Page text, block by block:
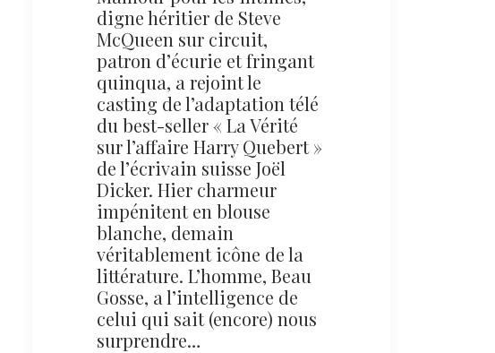
digne héritier de Steve
McQueen sur circuit,
patron d’écurie et fringant
quinqua, a rejoint le
casting de l’adaptation télé
du best-seller « La Vérité
sur l’affaire Harry Quebert »
de l’écrivain suisse Joël
Dicker. Hier charmeur
impénitent en blouse
blanche, demain
véritablement icône de la
littérature. L’homme, Beau
Gosse, a l’intelligence de
celui qui sait (encore) nous
surprendre…